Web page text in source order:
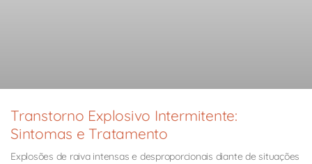
Transtorno Explosivo Intermitente:
Sintomas e Tratamento
Explosões de raiva intensas e desproporcionais diante de situações